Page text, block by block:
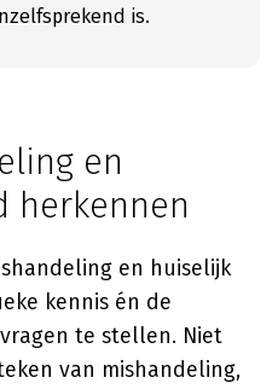
is.
en
herkennen
en huiselijk
kennis én de
te stellen. Niet
van mishandeling,